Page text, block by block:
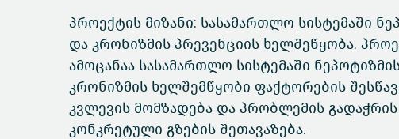
პროექტის მიზანი: სასამართლო სისტემაში
და კრონიზმის პრევენციის ხელშეწყობა.
ამოცანაა სასამართლო სისტემაში
კრონიზმის ხელშემწყობი ფაქტორების
კვლევის მომზადება და პრობლემის გადაჭრის
კონკრეტული გზების შეთავაზება.